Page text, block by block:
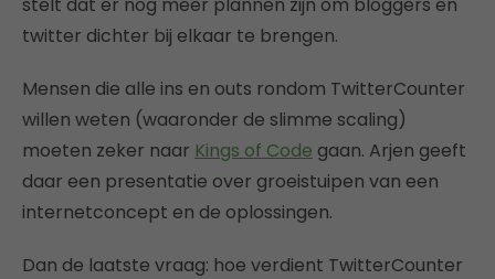
twitter dichter bij elkaar te brengen.
Mensen die alle ins en outs rondom TwitterCounter
willen weten (waaronder de slimme scaling)
moeten zeker naar Kings of Code gaan. Arjen geeft
daar een presentatie over groeistuipen van een
internetconcept en de oplossingen.
Dan de laatste vraag: hoe verdient TwitterCounter